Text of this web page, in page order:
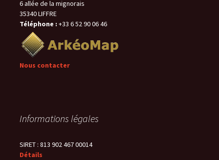
6 allée de la mignorais
35340 LIFFRE
Téléphone : +33 6 52 90 06 46
Nous contacter
Informations légales
SIRET : 813 902 467 00014
Détails